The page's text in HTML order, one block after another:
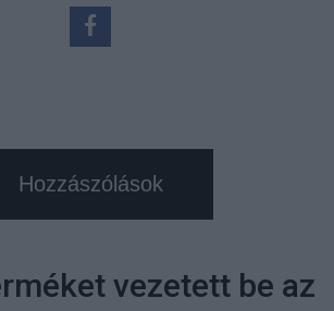
Hozzászólások
vezetett be az